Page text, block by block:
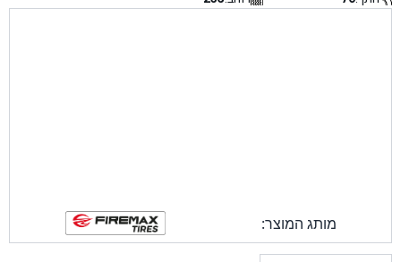
מותג המוצר: